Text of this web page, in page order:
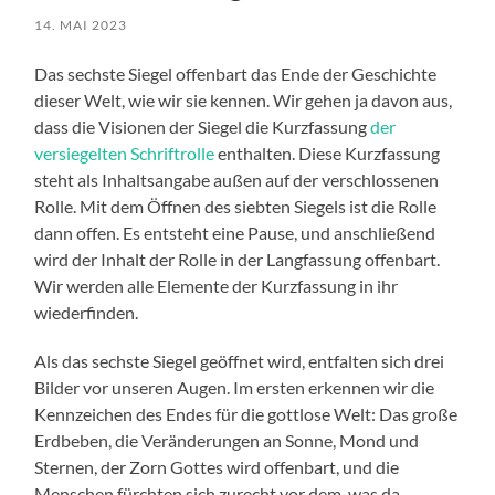
14. MAI 2023
Das sechste Siegel offenbart das Ende der Geschichte
dieser Welt, wie wir sie kennen. Wir gehen ja davon aus,
dass die Visionen der Siegel die Kurzfassungder
versiegelten Schriftrolleenthalten. Diese Kurzfassung
steht als Inhaltsangabe außen auf der verschlossenen
Rolle. Mit dem Öffnen des siebten Siegels ist die Rolle
dann offen. Es entsteht eine Pause, und anschließend
wird der Inhalt der Rolle in der Langfassung offenbart.
Wir werden alle Elemente der Kurzfassung in ihr
wiederfinden.
Als das sechste Siegel geöffnet wird, entfalten sich drei
Bilder vor unseren Augen. Im ersten erkennen wir die
Kennzeichen des Endes für die gottlose Welt: Das große
Erdbeben, die Veränderungen an Sonne, Mond und
Sternen, der Zorn Gottes wird offenbart, und die